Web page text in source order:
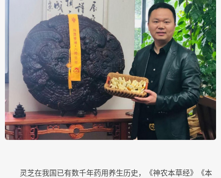
灵芝在我国已有数千年药用养生历史，《神农本草经》《本